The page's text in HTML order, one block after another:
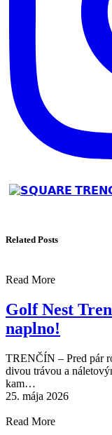
Related Posts
Read More
Golf Nest
naplno!
TRENČÍN – Pred pár
divou trávou a
kam…
25. mája 2026
Read More